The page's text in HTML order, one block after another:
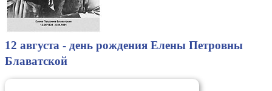
12 августа - день рождения Елены Петровны
Блаватской